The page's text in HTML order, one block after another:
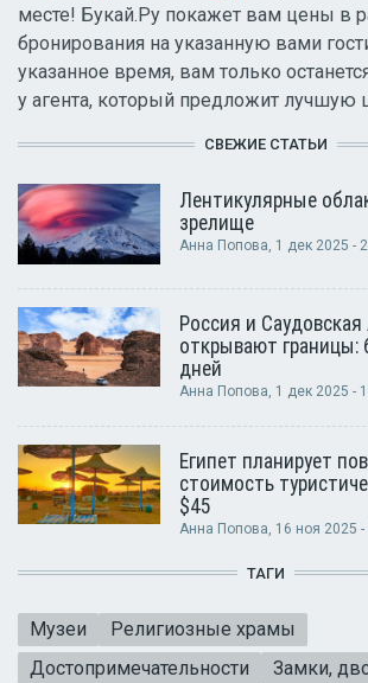
месте! Букай.Ру покажет вам цены в
бронирования на указанную вами
указанное время, вам только
у агента, который предложит лучшую
СВЕЖИЕ СТАТЬИ
Лентикулярные
зрелище
Анна Попова, 1 дек 2025 -
Россия и Саудовская
открывают границы:
дней
Анна Попова, 1 дек 2025 -
Египет планирует
стоимость
$45
Анна Попова, 16 ноя 2025 -
ТАГИ
Музеи
Религиозные храмы
Достопримечательности
Замки,